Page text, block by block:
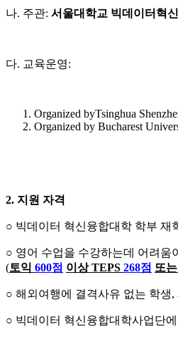
나. 주관: 서울대학교 빅데이터혁
다. 교육운영:
Organized byTsinghua
Organized by Bucharest
2. 지원 자격
○ 빅데이터 혁신융합대학 학부 재
○ 영어 수업을 수강하는데 어려움
(토익 600점 이상TEPS 268점 또
○ 해외여행에 결격사유 없는 학생
○ 빅데이터 혁신융합대학사업단